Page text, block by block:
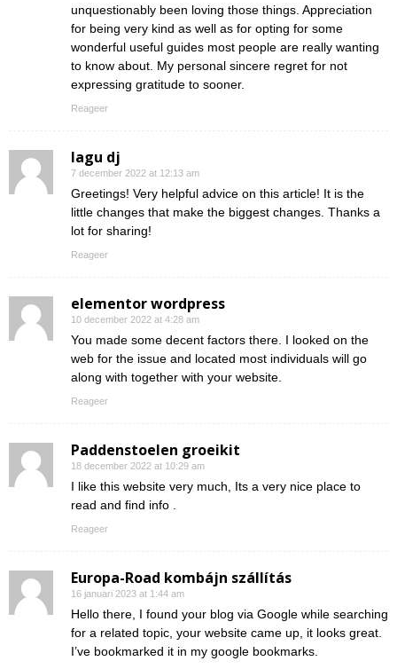
unquestionably been loving those things. Appreciation
for being very kind as well as for opting for some
wonderful useful guides most people are really wanting
to know about. My personal sincere regret for not
expressing gratitude to sooner.
Reageer
lagu dj
7 december 2022 at 12:13 am
Greetings! Very helpful advice on this article! It is the
little changes that make the biggest changes. Thanks a
lot for sharing!
Reageer
elementor wordpress
10 december 2022 at 4:28 am
You made some decent factors there. I looked on the
web for the issue and located most individuals will go
along with together with your website.
Reageer
Paddenstoelen groeikit
18 december 2022 at 10:29 am
I like this website very much, Its a very nice place to
read and find info .
Reageer
Europa-Road kombájn szállítás
16 januari 2023 at 1:44 am
Hello there, I found your blog via Google while searching
for a related topic, your website came up, it looks great.
I’ve bookmarked it in my google bookmarks.